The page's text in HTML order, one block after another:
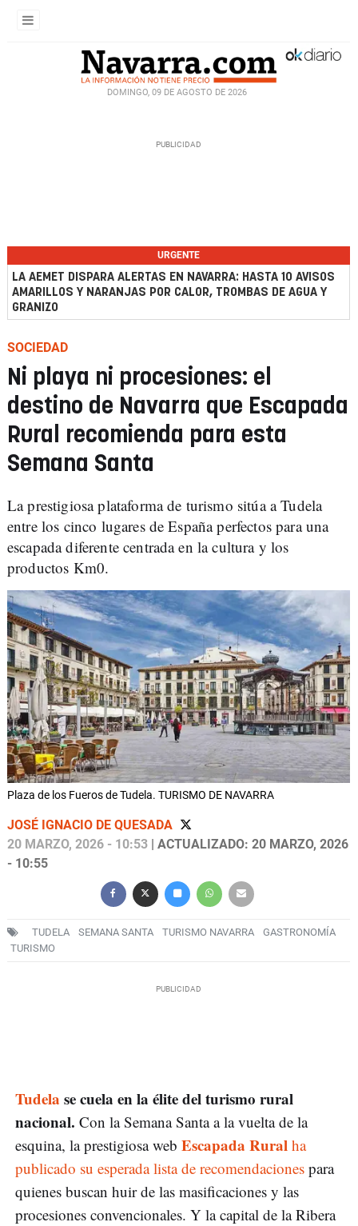
DOMINGO, 09 DE AGOSTO DE 2026
URGENTE
LA AEMET DISPARA ALERTAS EN NAVARRA: HASTA 10 AVISOS
AMARILLOS Y NARANJAS POR CALOR, TROMBAS DE AGUA Y
GRANIZO
SOCIEDAD
Ni playa ni procesiones: el
destino de Navarra que Escapada
Rural recomienda para esta
Semana Santa
La prestigiosa plataforma de turismo sitúa a Tudela
entre los cinco lugares de España perfectos para una
escapada diferente centrada en la cultura y los
productos Km0.
Plaza de los Fueros de Tudela. TURISMO DE NAVARRA
JOSÉ IGNACIO DE QUESADA
20 MARZO, 2026 - 10:53 | ACTUALIZADO: 20 MARZO, 2026
- 10:55
TUDELA SEMANA SANTA TURISMO NAVARRA
GASTRONOMÍA
TURISMO
Tudela se cuela en la élite del turismo rural
nacional. Con la Semana Santa a la vuelta de la
esquina, la prestigiosa web Escapada Rural ha
publicado su esperada lista de recomendaciones para
quienes buscan huir de las masificaciones y las
procesiones convencionales. Y la capital de la Ribera